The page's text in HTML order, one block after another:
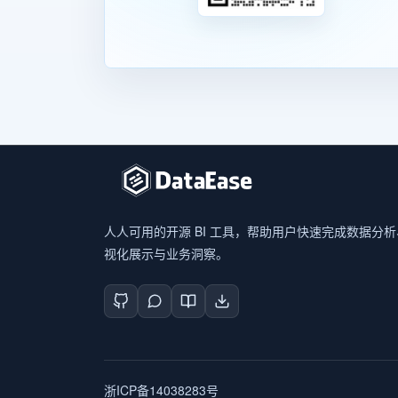
人人可用的开源 BI 工具，帮助用户快速完成数据分
视化展示与业务洞察。
浙ICP备14038283号